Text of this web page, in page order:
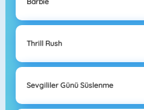
Thrill Rush
Sevgililer Günü Süslenme